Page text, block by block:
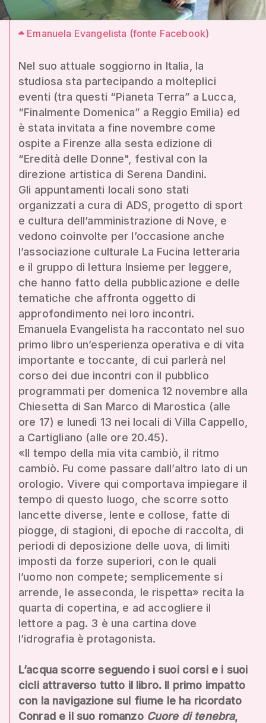
Emanuela Evangelista (fonte Facebook)
Nel suo attuale soggiorno in Italia, la
studiosa sta partecipando a molteplici
eventi (tra questi “Pianeta Terra” a Lucca,
“Finalmente Domenica” a Reggio Emilia) ed
è stata invitata a fine novembre come
ospite a Firenze alla sesta edizione di
“Eredità delle Donne", festival con la
direzione artistica di Serena Dandini.
Gli appuntamenti locali sono stati
organizzati a cura di ADS, progetto di sport
e cultura dell’amministrazione di Nove, e
vedono coinvolte per l’occasione anche
l’associazione culturale La Fucina letteraria
e il gruppo di lettura Insieme per leggere,
che hanno fatto della pubblicazione e delle
tematiche che affronta oggetto di
approfondimento nei loro incontri.
Emanuela Evangelista ha raccontato nel suo
primo libro un’esperienza operativa e di vita
importante e toccante, di cui parlerà nel
corso dei due incontri con il pubblico
programmati per domenica 12 novembre alla
Chiesetta di San Marco di Marostica (alle
ore 17) e lunedì 13 nei locali di Villa Cappello,
a Cartigliano (alle ore 20.45).
«Il tempo della mia vita cambiò, il ritmo
cambiò. Fu come passare dall’altro lato di un
orologio. Vivere qui comportava impiegare il
tempo di questo luogo, che scorre sotto
lancette diverse, lente e collose, fatte di
piogge, di stagioni, di epoche di raccolta, di
periodi di deposizione delle uova, di limiti
imposti da forze superiori, con le quali
l’uomo non compete; semplicemente si
arrende, le asseconda, le rispetta» recita la
quarta di copertina, e ad accogliere il
lettore a pag. 3 è una cartina dove
l’idrografia è protagonista.
L’acqua scorre seguendo i suoi corsi e i suoi
cicli attraverso tutto il libro. Il primo impatto
con la navigazione sul fiume le ha ricordato
Conrad e il suo romanzo Cuore di tenebra,